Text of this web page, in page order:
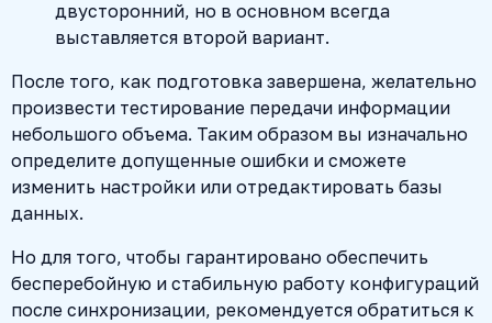
двусторонний, но в основном всегда
выставляется второй вариант.
После того, как подготовка завершена, желательно
произвести тестирование передачи информации
небольшого объема. Таким образом вы изначально
определите допущенные ошибки и сможете
изменить настройки или отредактировать базы
данных.
Но для того, чтобы гарантировано обеспечить
бесперебойную и стабильную работу конфигураций
после синхронизации, рекомендуется обратиться к